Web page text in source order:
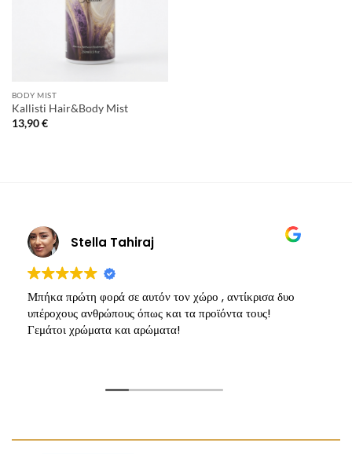
BODY MIST
Kallisti Hair&Body Mist
13,90€
Stella Tahiraj
Μπήκα πρώτη φορά σε αυτόν τον χώρο , αντίκρισα δυο
υπέροχους ανθρώπους όπως και τα προϊόντα τους!
Γεμάτοι χρώματα και αρώματα!